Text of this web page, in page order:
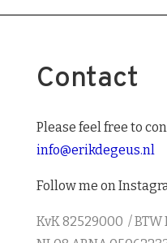
Contact
Please feel free to
info@erikdegeus.nl
Follow me on
KvK 82529000 /BTW